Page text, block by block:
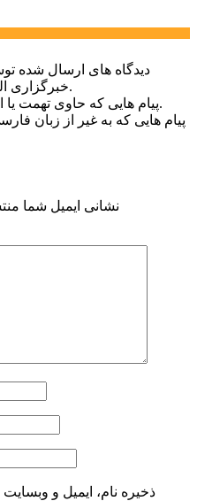
دیدگاه های ارسال شده
خبرگزاری الف در وب منتشر خواهد شد.
پیام هایی که حاوی تهمت یا افترا باشد منتشر نخواهد شد.
پیام هایی که به غیر از زبان
نشانی ایمیل شما
ذخیره نام، ایمیل و